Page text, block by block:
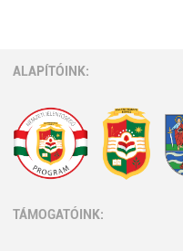
ALAPÍTÓINK:
TÁMOGATÓINK: